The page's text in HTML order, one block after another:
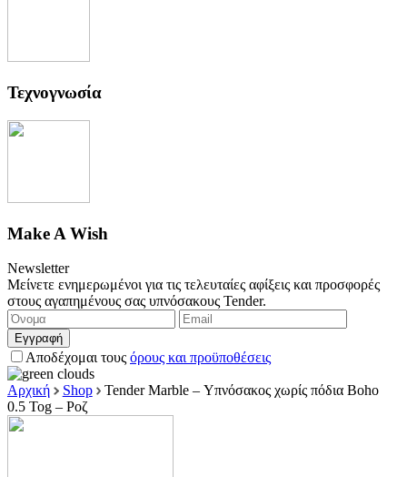
Τεχνογνωσία
Make A Wish
Newsletter
Μείνετε ενημερωμένοι για τις τελευταίες αφίξεις και προσφορές
στους αγαπημένους σας υπνόσακους Tender.
Εγγραφή
Αποδέχομαι τους όρους και προϋποθέσεις
Αρχική Shop
Tender Marble – Υπνόσακος χωρίς πόδια Boho
0.5 Tog – Ροζ